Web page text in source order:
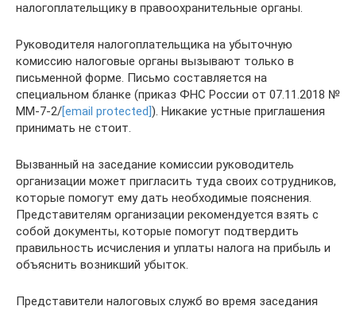
налогоплательщику в правоохранительные органы.
Руководителя налогоплательщика на убыточную
комиссию налоговые органы вызывают только в
письменной форме. Письмо составляется на
специальном бланке (приказ ФНС России от 07.11.2018 №
ММ-7-2/[email protected]). Никакие устные приглашения
принимать не стоит.
Вызванный на заседание комиссии руководитель
организации может пригласить туда своих сотрудников,
которые помогут ему дать необходимые пояснения.
Представителям организации рекомендуется взять с
собой документы, которые помогут подтвердить
правильность исчисления и уплаты налога на прибыль и
объяснить возникший убыток.
Представители налоговых служб во время заседания